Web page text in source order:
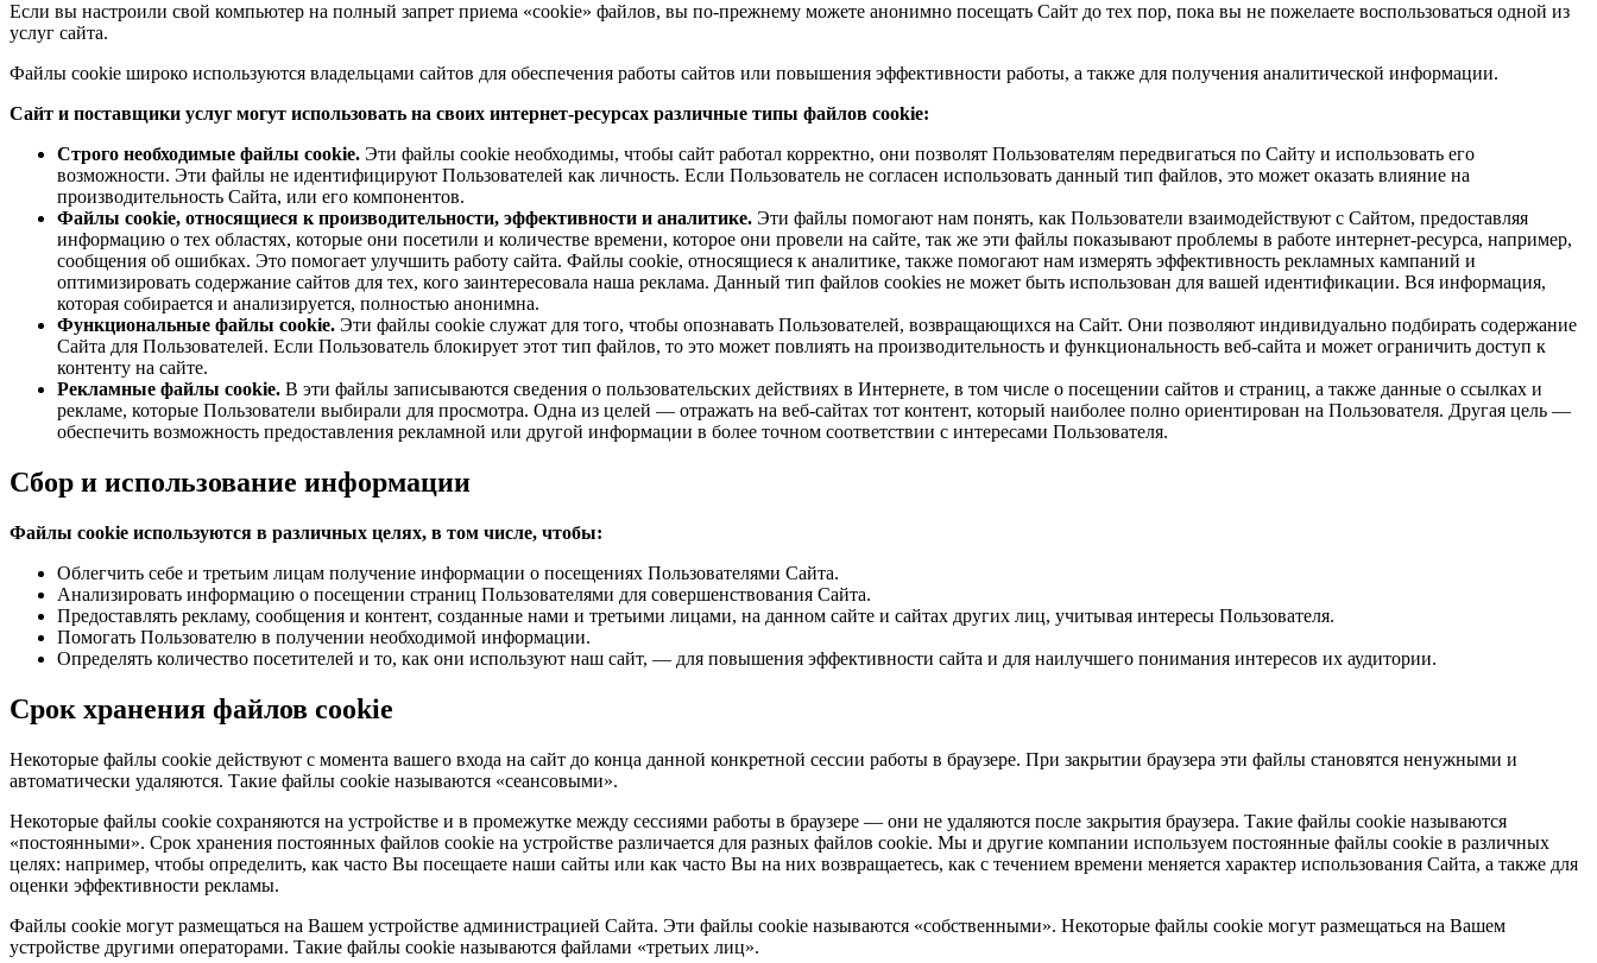
Если вы настроили свой компьютер на полный запрет приема «cookie» файлов, вы по-прежнему можете анонимно посещать Сайт до тех пор, пока вы не пожелаете воспользоваться одной из
услуг сайта.
Файлы cookie широко используются владельцами сайтов для обеспечения работы сайтов или повышения эффективности работы, а также для получения аналитической информации.
Сайт и поставщики услуг могут использовать на своих интернет-ресурсах различные типы файлов cookie:
Строго необходимые файлы cookie. Эти файлы cookie необходимы, чтобы сайт работал корректно, они позволят Пользователям передвигаться по Сайту и использовать его
возможности. Эти файлы не идентифицируют Пользователей как личность. Если Пользователь не согласен использовать данный тип файлов, это может оказать влияние на
производительность Сайта, или его компонентов.
Файлы cookie, относящиеся к производительности, эффективности и аналитике. Эти файлы помогают нам понять, как Пользователи взаимодействуют с Сайтом, предоставляя
информацию о тех областях, которые они посетили и количестве времени, которое они провели на сайте, так же эти файлы показывают проблемы в работе интернет-ресурса, например,
сообщения об ошибках. Это помогает улучшить работу сайта. Файлы cookie, относящиеся к аналитике, также помогают нам измерять эффективность рекламных кампаний и
оптимизировать содержание сайтов для тех, кого заинтересовала наша реклама. Данный тип файлов cookies не может быть использован для вашей идентификации. Вся информация,
которая собирается и анализируется, полностью анонимна.
Функциональные файлы cookie. Эти файлы cookie служат для того, чтобы опознавать Пользователей, возвращающихся на Сайт. Они позволяют индивидуально подбирать содержание
Сайта для Пользователей. Если Пользователь блокирует этот тип файлов, то это может повлиять на производительность и функциональность веб-сайта и может ограничить доступ к
контенту на сайте.
Рекламные файлы cookie. В эти файлы записываются сведения о пользовательских действиях в Интернете, в том числе о посещении сайтов и страниц, а также данные о ссылках и
рекламе, которые Пользователи выбирали для просмотра. Одна из целей — отражать на веб-сайтах тот контент, который наиболее полно ориентирован на Пользователя. Другая цель —
обеспечить возможность предоставления рекламной или другой информации в более точном соответствии с интересами Пользователя.
Сбор и использование информации
Файлы cookie используются в различных целях, в том числе, чтобы:
Облегчить себе и третьим лицам получение информации о посещениях Пользователями Сайта.
Анализировать информацию о посещении страниц Пользователями для совершенствования Сайта.
Предоставлять рекламу, сообщения и контент, созданные нами и третьими лицами, на данном сайте и сайтах других лиц, учитывая интересы Пользователя.
Помогать Пользователю в получении необходимой информации.
Определять количество посетителей и то, как они используют наш сайт, — для повышения эффективности сайта и для наилучшего понимания интересов их аудитории.
Срок хранения файлов cookie
Некоторые файлы cookie действуют с момента вашего входа на сайт до конца данной конкретной сессии работы в браузере. При закрытии браузера эти файлы становятся ненужными и
автоматически удаляются. Такие файлы cookie называются «сеансовыми».
Некоторые файлы cookie сохраняются на устройстве и в промежутке между сессиями работы в браузере — они не удаляются после закрытия браузера. Такие файлы cookie называются
«постоянными». Срок хранения постоянных файлов cookie на устройстве различается для разных файлов cookie. Мы и другие компании используем постоянные файлы cookie в различных
целях: например, чтобы определить, как часто Вы посещаете наши сайты или как часто Вы на них возвращаетесь, как с течением времени меняется характер использования Сайта, а также для
оценки эффективности рекламы.
Файлы cookie могут размещаться на Вашем устройстве администрацией Сайта. Эти файлы cookie называются «собственными». Некоторые файлы cookie могут размещаться на Вашем
устройстве другими операторами. Такие файлы cookie называются файлами «третьих лиц».